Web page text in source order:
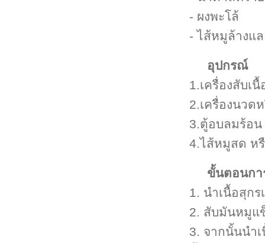
- ผงพะโล้
- ไส้หมูล้างแ
อุปกรณ์
1.เครื่องสับเ
2.เครื่องนวด
3.ตู้อบลมร้อน
4.ไส้หมูสด ห
ขั้นตอนกา
1. นำเนื้อสุก
2. สับมันหมูแ
3. จากนั้นนำ